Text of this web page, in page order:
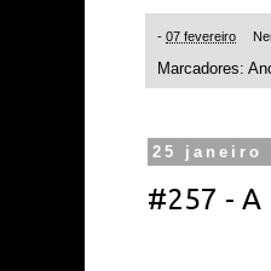
- 07 fevereiro
Marcadores:
25 janeiro
#257 - A